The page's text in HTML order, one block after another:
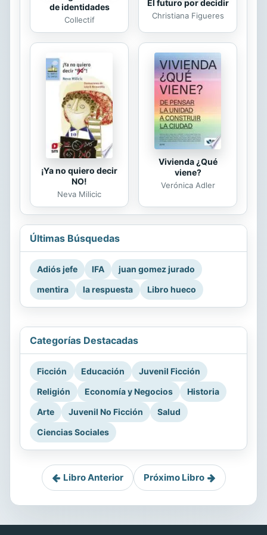
de identidades
Collectif
El futuro por decidir
Christiana Figueres
¡Ya no quiero decir
NO!
Neva Milicic
Vivienda ¿Qué
viene?
Verónica Adler
Últimas Búsquedas
Adiós jefe IFA
juan gomez jurado
mentira
la respuesta Libro hueco
Categorías Destacadas
Ficción Educación
Juvenil Ficción
Religión
Economía y Negocios
Historia
Arte
Juvenil No Ficción
Salud
Ciencias Sociales
Libro Anterior Próximo Libro